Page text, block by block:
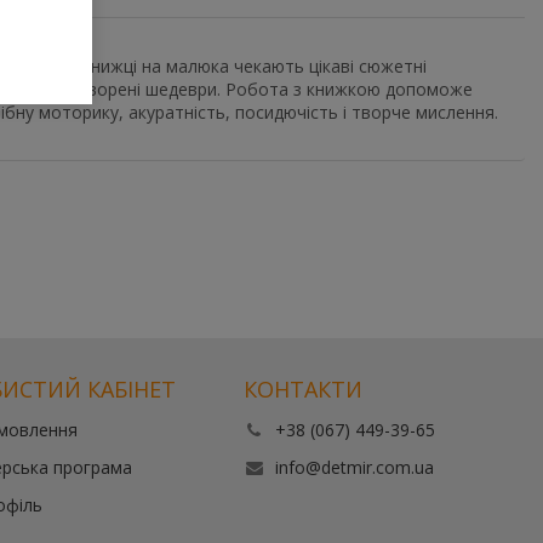
кожній книжці на малюка чекають цікаві сюжетні
створені шедеври. Робота з книжкою допоможе
моторику, акуратність, посидючість і творче мислення.
КАБІНЕТ
програма
КОНТАКТИ
+38 (067) 449-39-65
info@detmir.com.ua